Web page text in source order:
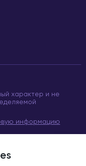
характер и не
информацию
2011-2024